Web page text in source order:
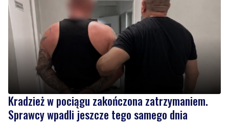
Kradzież w pociągu zakończona zatrzymaniem.
Sprawcy wpadli jeszcze tego samego dnia